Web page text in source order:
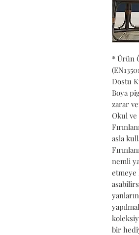
* Ürün
Dostu
Boya
zarar
Okul ve
asla
nemli
etmeye
bir